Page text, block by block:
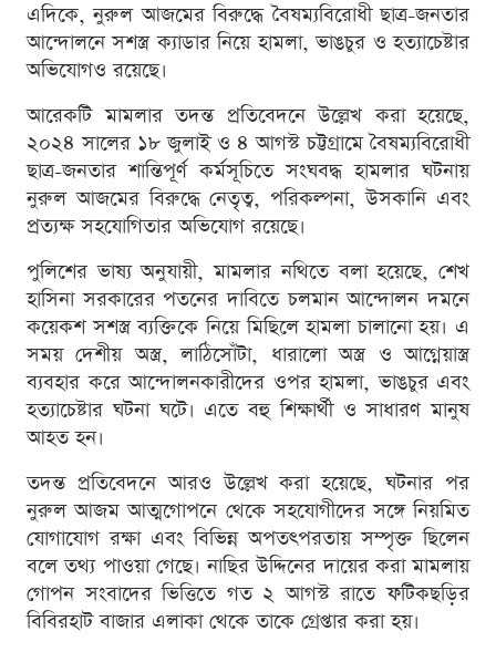
এদিকে, নুরুল আজমের বিরুদ্ধে বৈষম্যবিরোধী ছাত্র-জনতার
আন্দোলনে সশস্ত্র ক্যাডার নিয়ে হামলা, ভাঙচুর ও হত্যাচেষ্টার
অভিযোগও রয়েছে।
আরেকটি মামলার তদন্ত প্রতিবেদনে উল্লেখ করা হয়েছে,
২০২৪ সালের ১৮ জুলাই ও ৪ আগস্ট চট্টগ্রামে বৈষম্যবিরোধী
ছাত্র-জনতার শান্তিপূর্ণ কর্মসূচিতে সংঘবদ্ধ হামলার ঘটনায়
নুরুল আজমের বিরুদ্ধে নেতৃত্ব, পরিকল্পনা, উসকানি এবং
প্রত্যক্ষ সহযোগিতার অভিযোগ রয়েছে।
পুলিশের ভাষ্য অনুযায়ী, মামলার নথিতে বলা হয়েছে, শেখ
হাসিনা সরকারের পতনের দাবিতে চলমান আন্দোলন দমনে
কয়েকশ সশস্ত্র ব্যক্তিকে নিয়ে মিছিলে হামলা চালানো হয়। এ
সময় দেশীয় অস্ত্র, লাঠিসোঁটা, ধারালো অস্ত্র ও আগ্নেয়াস্ত্র
ব্যবহার করে আন্দোলনকারীদের ওপর হামলা, ভাঙচুর এবং
হত্যাচেষ্টার ঘটনা ঘটে। এতে বহু শিক্ষার্থী ও সাধারণ মানুষ
আহত হন।
তদন্ত প্রতিবেদনে আরও উল্লেখ করা হয়েছে, ঘটনার পর
নুরুল আজম আত্মগোপনে থেকে সহযোগীদের সঙ্গে নিয়মিত
যোগাযোগ রক্ষা এবং বিভিন্ন অপতৎপরতায় সম্পৃক্ত ছিলেন
বলে তথ্য পাওয়া গেছে। নাছির উদ্দিনের দায়ের করা মামলায়
গোপন সংবাদের ভিত্তিতে গত ২ আগস্ট রাতে ফটিকছড়ির
বিবিরহাট বাজার এলাকা থেকে তাকে গ্রেপ্তার করা হয়।